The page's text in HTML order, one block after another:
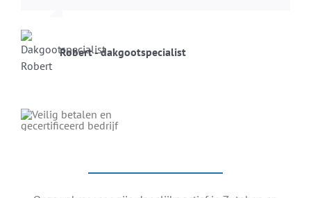
Robert - dakgootspecialist